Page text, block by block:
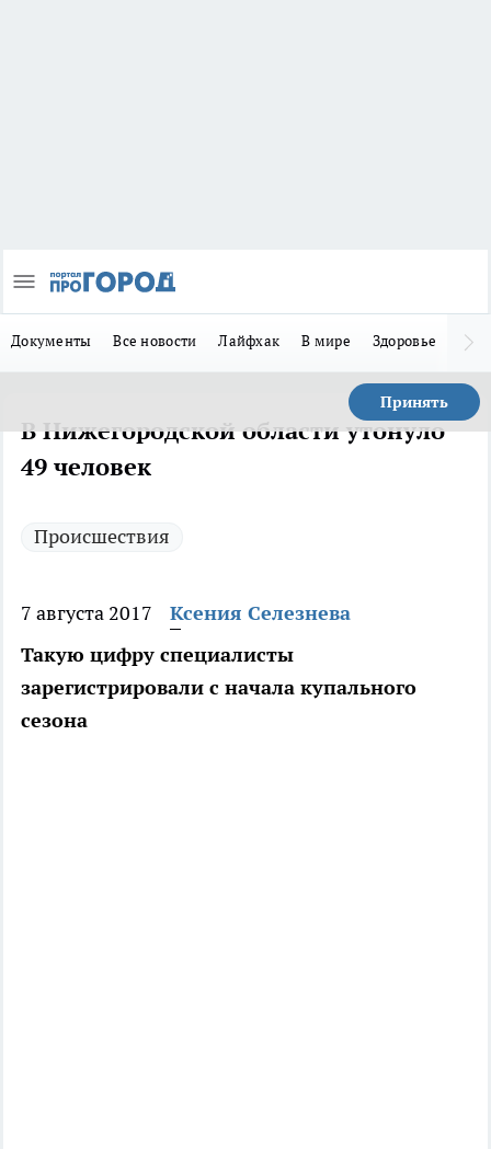
Документы Все новости Лайфхак В мире Здоровье
Принять
В Нижегородской области утонуло
49 человек
Происшествия
7 августа 2017
Ксения Селезнева
Такую цифру специалисты
зарегистрировали с начала купального
сезона